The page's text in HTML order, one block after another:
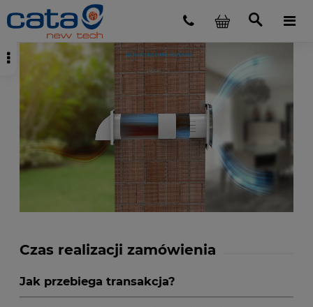
Czas realizacji zamówienia
Jak przebiega transakcja?